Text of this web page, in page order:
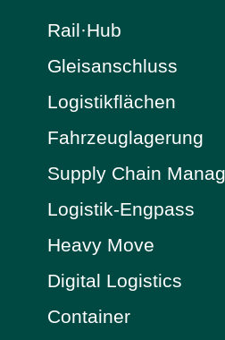
Rail·Hub
Gleisanschluss
Logistikflächen
Fahrzeuglagerung
Supply Chain
Logistik-Engpass
Heavy Move
Digital Logistics
Container